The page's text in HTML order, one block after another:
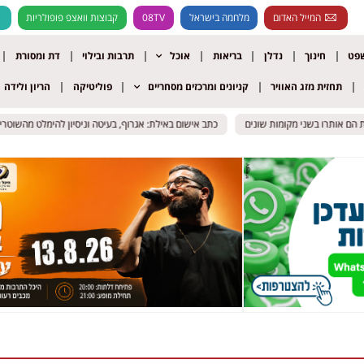
המייל האדום מלחמה בישראל 08TV קבוצות וואצפ פופולריות
חינוך נדלן בריאות אוכל תרבות ובילוי דת ומסורת
תחזית מזג האוויר קניונים ומרכזים מסחריים פוליטיקה הריון ולידה
אותרו בשני מקומות שונים כתב אישום באילת: אגרוף, בעיטה וניסיון להימלט אותרו בשני מקומות שונים כתב אישום באילת: אגרוף, בעיטה וניסיון להימלט